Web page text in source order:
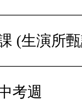
(生演所
考週